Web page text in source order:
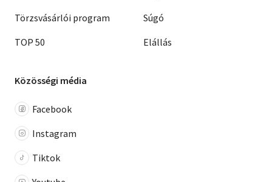
Törzsvásárlói program
TOP 50
Súgó
Elállás
Közösségi média
Facebook
Instagram
Tiktok